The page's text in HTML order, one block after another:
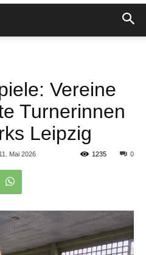
Vereine
Turnerinnen
Leipzig
11. Mai 2026 0
1235